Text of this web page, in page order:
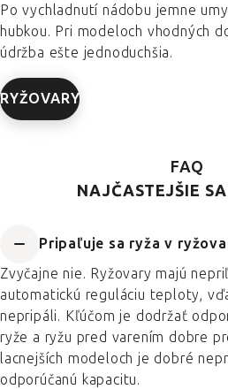
Po vychladnutí nádobu jemne
hubkou. Pri modeloch vhodných
údržba ešte jednoduchšia.
RYŽOVARY
FAQ
NAJČASTEJŠIE
Pripaľuje sa ryža v
Zvyčajne nie. Ryžovary majú
automatickú reguláciu teploty,
nepripáli. Kľúčom je dodržať
ryže a ryžu pred varením dobre
lacnejších modeloch je dobré
odporúčanú kapacitu.